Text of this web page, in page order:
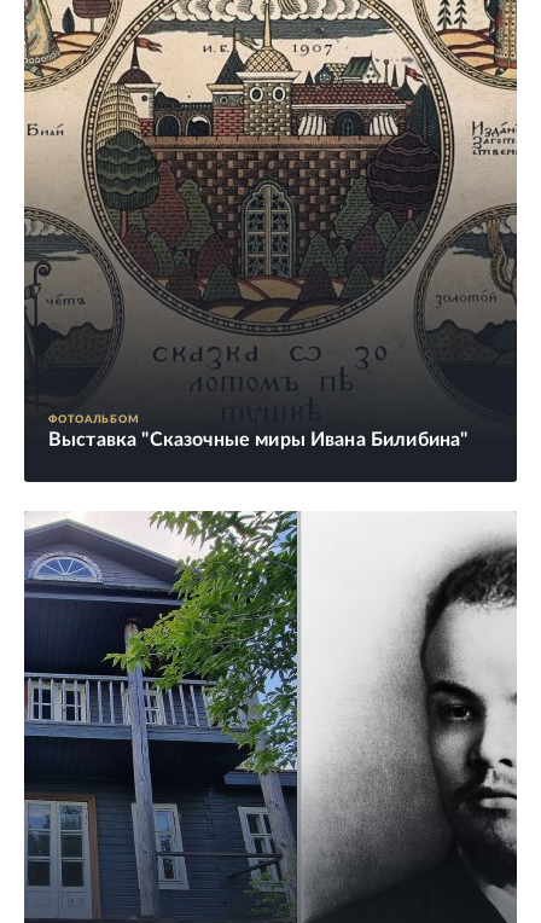
ФОТОАЛЬБОМ
Выставка "Сказочные миры Ивана Билибина"